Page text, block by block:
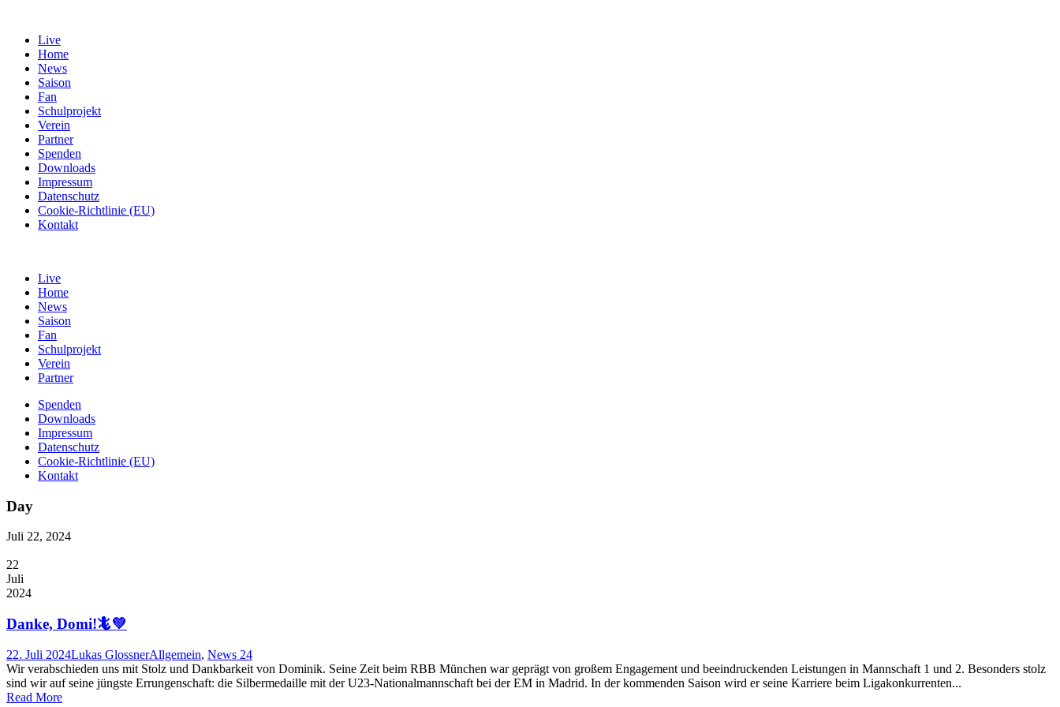
Live
Home
News
Saison
Fan
Schulprojekt
Verein
Partner
Spenden
Downloads
Impressum
Datenschutz
Cookie-Richtlinie (EU)
Kontakt
Live
Home
News
Saison
Fan
Schulprojekt
Verein
Partner
Spenden
Downloads
Impressum
Datenschutz
Cookie-Richtlinie (EU)
Kontakt
Day
Juli 22, 2024
22
Juli
2024
Danke, Domi!🦎💚
22. Juli 2024Lukas GlossnerAllgemein, News 24
Wir verabschieden uns mit Stolz und Dankbarkeit von Dominik. Seine Zeit beim RBB München war geprägt von großem Engagement und beeindruckenden Leistungen in Mannschaft 1 und 2. Besonders stolz
sind wir auf seine jüngste Errungenschaft: die Silbermedaille mit der U23-Nationalmannschaft bei der EM in Madrid. In der kommenden Saison wird er seine Karriere beim Ligakonkurrenten...
Read More